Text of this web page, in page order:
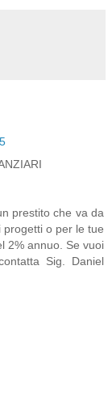
prestito che va da
o per le tue
2% annuo. Se vuoi
Sig. Daniel